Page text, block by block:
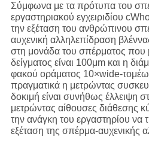
Σύμφωνα με τα πρότυπα του
εργαστηριακού εγχειριδίου
την εξέταση του ανθρώπινου
αυχενική αλληλεπίδραση
στη μονάδα του σπέρματος που
δείγματος είναι 100μm και η
φακού οράματος 10×wide-τομέων
πραγματικά η μετρώντας
δοκιμή είναι συνήθως έλλειψη
μετρώντας αίθουσες διάθεσης
την ανάγκη του εργαστηρίου να
εξέταση της σπέρμα-αυχενικής